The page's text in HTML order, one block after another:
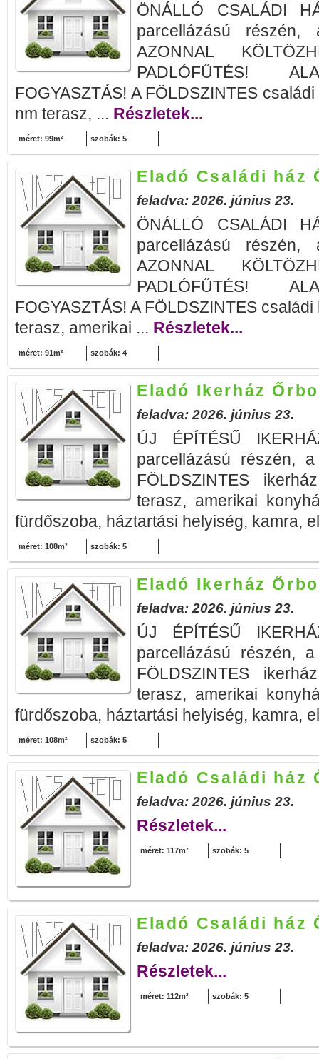
ÖNÁLLÓ CSALÁDI
parcellázású részén,
AZONNAL
PADLÓFŰTÉS!
FOGYASZTÁS! A FÖLDSZINTES
nm terasz, ... Részletek...
méret: 99m² szobák: 5
Eladó Családi ház
feladva: 2026. június 23.
ÖNÁLLÓ CSALÁDI
parcellázású részén,
AZONNAL
PADLÓFŰTÉS!
FOGYASZTÁS! A FÖLDSZINTES
terasz, amerikai ... Részletek...
méret: 91m² szobák: 4
Eladó Ikerház
feladva: 2026. június 23.
ÚJ ÉPÍTÉSŰ
parcellázású részén,
FÖLDSZINTES
terasz, amerikai
fürdőszoba, háztartási helyiség, kamra,
méret: 108m² szobák: 5
Eladó Ikerház
feladva: 2026. június 23.
ÚJ ÉPÍTÉSŰ
parcellázású részén,
FÖLDSZINTES
terasz, amerikai
fürdőszoba, háztartási helyiség, kamra,
méret: 108m² szobák: 5
Eladó Családi ház
feladva: 2026. június 23.
Részletek...
méret: 117m² szobák: 5
Eladó Családi ház
feladva: 2026. június 23.
Részletek...
méret: 112m² szobák: 5